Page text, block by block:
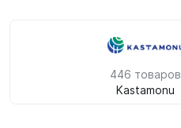
446 товаров
Kastamonu